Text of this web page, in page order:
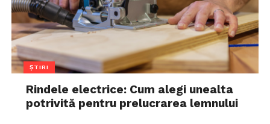
ȘTIRI
Rindele electrice: Cum alegi unealta
potrivită pentru prelucrarea lemnului